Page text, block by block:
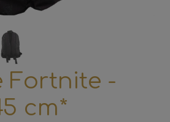
Fortnite -
cm*